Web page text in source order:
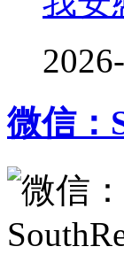
微信：